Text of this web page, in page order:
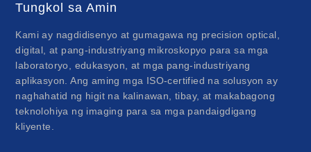
Tungkol sa Amin
Kami ay nagdidisenyo at gumagawa ng precision optical,
digital, at pang-industriyang mikroskopyo para sa mga
laboratoryo, edukasyon, at mga pang-industriyang
aplikasyon. Ang aming mga ISO-certified na solusyon ay
naghahatid ng higit na kalinawan, tibay, at makabagong
teknolohiya ng imaging para sa mga pandaigdigang
kliyente.